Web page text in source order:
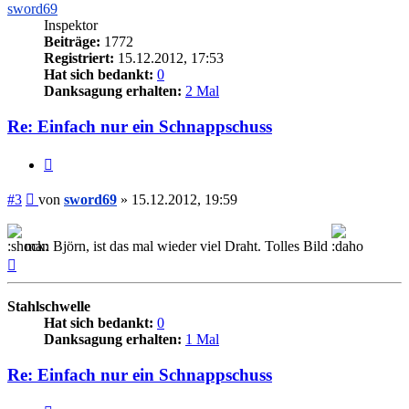
sword69
Inspektor
Beiträge: 1772
Registriert: 15.12.2012, 17:53
Hat sich bedankt: 0
Danksagung erhalten: 2 Mal
Re: Einfach nur ein Schnappschuss
#3 Beitrag
von sword69 » 15.12.2012, 19:59
man Björn, ist das mal wieder viel Draht. Tolles Bild
Stahlschwelle
Hat sich bedankt: 0
Danksagung erhalten: 1 Mal
Re: Einfach nur ein Schnappschuss